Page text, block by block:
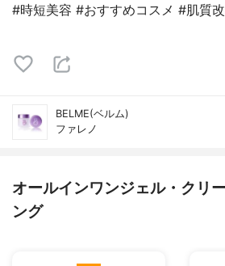
#時短美容 #おすすめコスメ #肌質
BELME(ベルム)
ファレノ
オールインワンジェル・クリ
ング